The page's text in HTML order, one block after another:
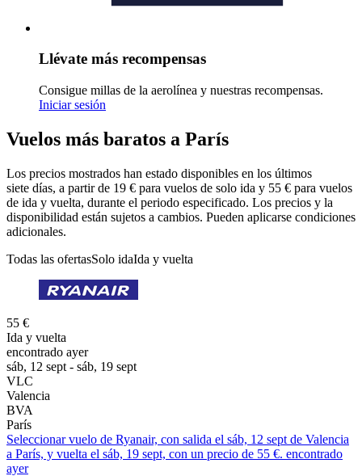
Llévate más recompensas
Consigue millas de la aerolínea y nuestras recompensas.
Iniciar sesión
Vuelos más baratos a París
Los precios mostrados han estado disponibles en los últimos
siete días, a partir de 19 € para vuelos de solo ida y 55 € para vuelos
de ida y vuelta, durante el periodo especificado. Los precios y la
disponibilidad están sujetos a cambios. Pueden aplicarse condiciones
adicionales.
Todas las ofertasSolo idaIda y vuelta
55 €
Ida y vuelta
encontrado ayer
sáb, 12 sept - sáb, 19 sept
VLC
Valencia
BVA
París
Seleccionar vuelo de Ryanair, con salida el sáb, 12 sept de Valencia
a París, y vuelta el sáb, 19 sept, con un precio de 55 €. encontrado
ayer